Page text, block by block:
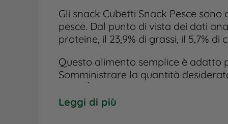
Gli snack Cubetti Snack Pesce
pesce. Dal punto di vista dei dati
proteine, il 23,9% di grassi, il 5,7% di
Questo alimento semplice è adatto
Somministrare la quantità
cane. È importante conservare il
Lasciare sempre a disposizione una
Leggi di più